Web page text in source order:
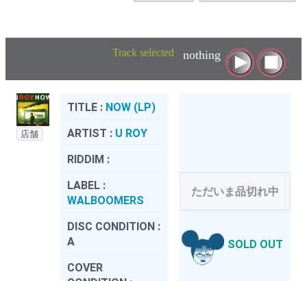
Track selected : nothing
店舗
TITLE : NOW (LP)
ARTIST : U ROY
RIDDIM :
LABEL :
WALBOOMERS
DISC CONDITION :
A
COVER
ただいま品切れ中
SOLD OUT